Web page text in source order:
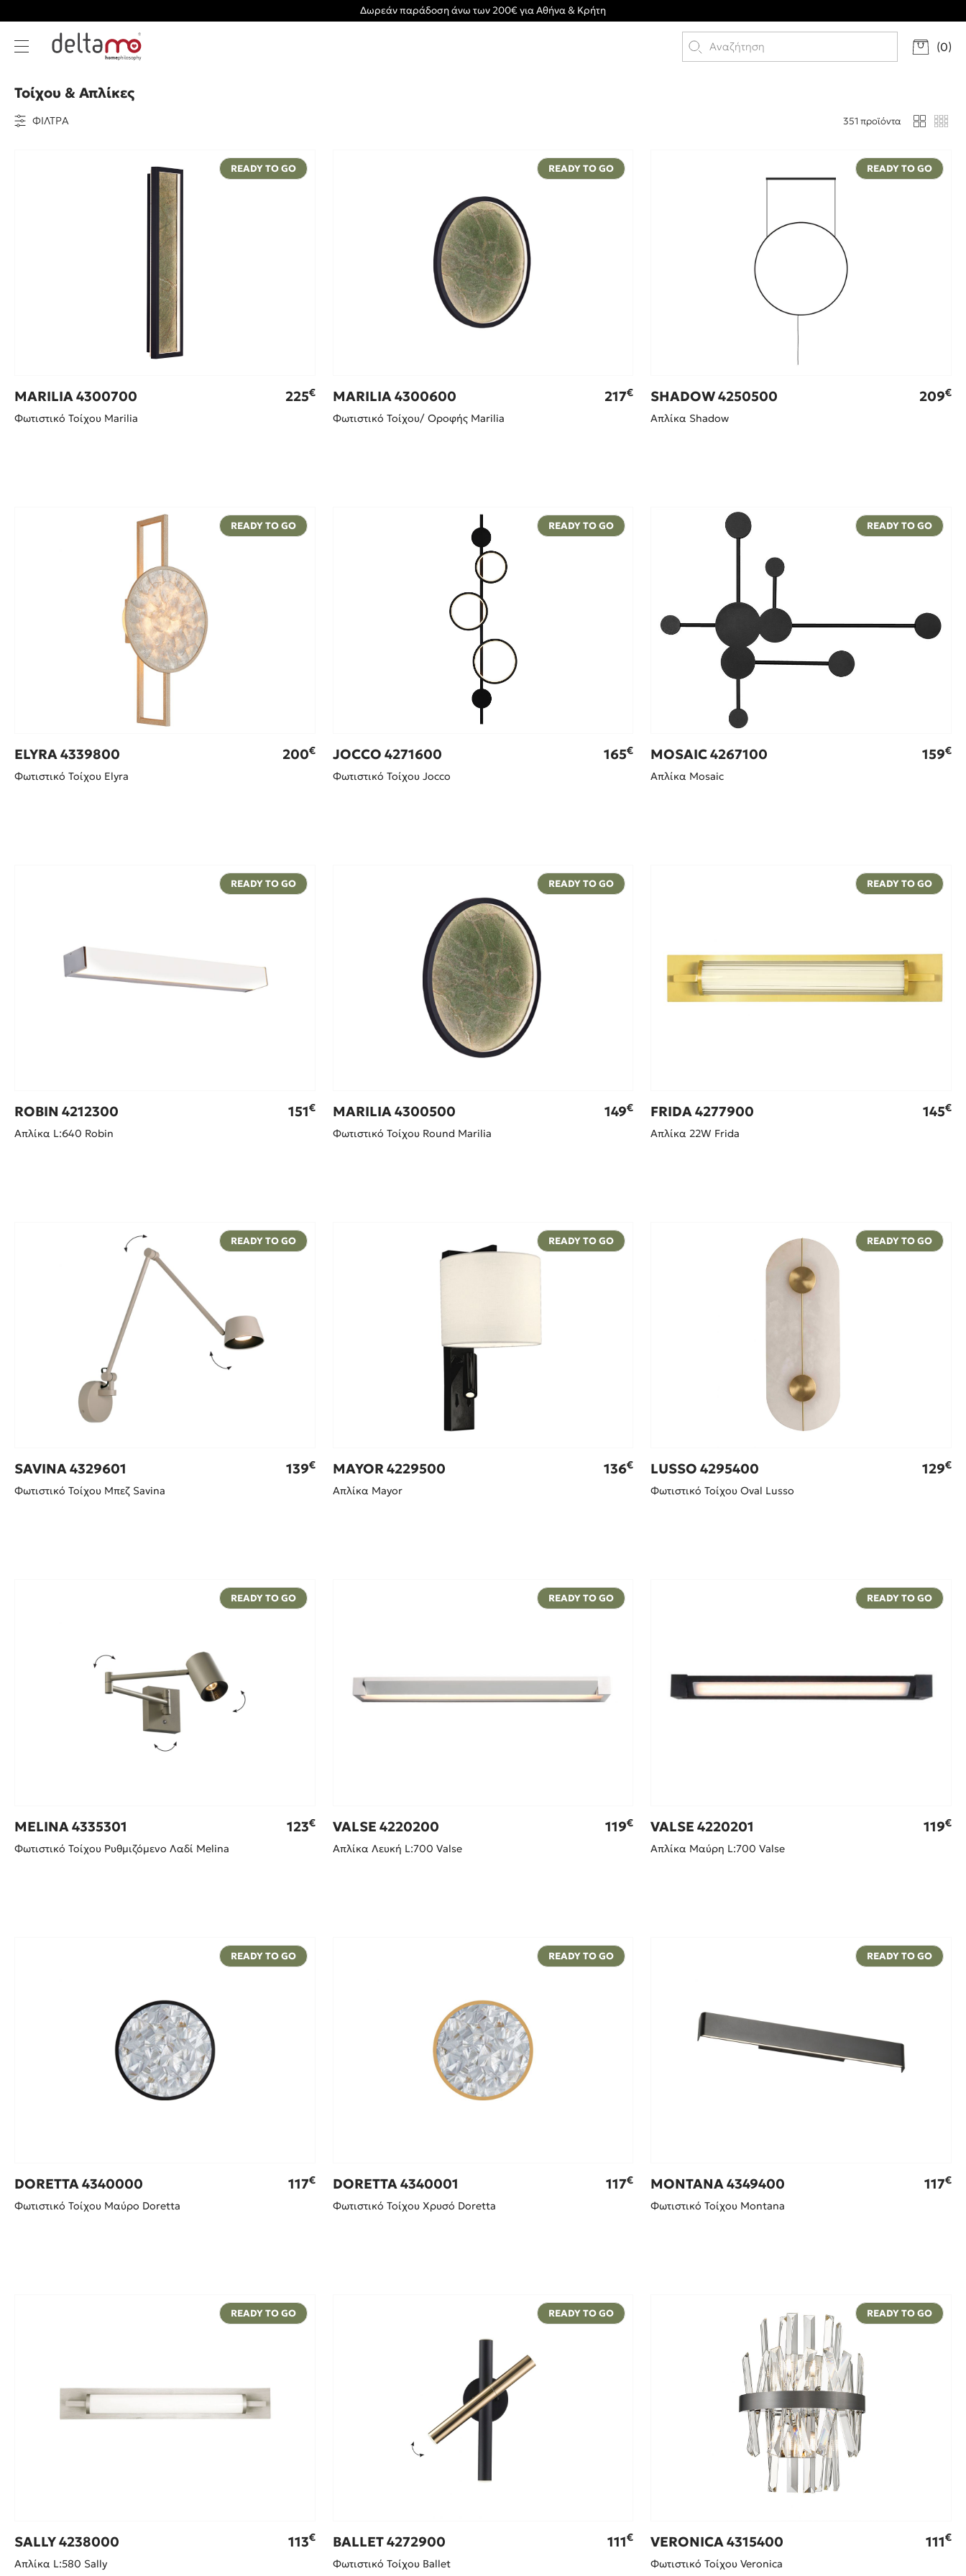
Δωρεάν παράδοση άνω των 200€ για Αθήνα & Κρήτη
(0)
Τοίχου & Απλίκες
ΦΙΛΤΡΑ 351 προϊόντα
READY TO GO
MARILIA 4300700 225€
Φωτιστικό Τοίχου Marilia
READY TO GO
MARILIA 4300600 217€
Φωτιστικό Τοίχου/ Οροφής Marilia
READY TO GO
SHADOW 4250500 209€
Απλίκα Shadow
READY TO GO
ELYRA 4339800 200€
Φωτιστικό Τοίχου Elyra
READY TO GO
JOCCO 4271600 165€
Φωτιστικό Τοίχου Jocco
READY TO GO
MOSAIC 4267100 159€
Απλίκα Mosaic
READY TO GO
ROBIN 4212300 151€
Απλίκα L:640 Robin
READY TO GO
MARILIA 4300500 149€
Φωτιστικό Τοίχου Round Marilia
READY TO GO
FRIDA 4277900 145€
Απλίκα 22W Frida
READY TO GO
SAVINA 4329601 139€
Φωτιστικό Τοίχου Μπεζ Savina
READY TO GO
MAYOR 4229500 136€
Απλίκα Mayor
READY TO GO
LUSSO 4295400 129€
Φωτιστικό Τοίχου Oval Lusso
READY TO GO
MELINA 4335301 123€
Φωτιστικό Τοίχου Ρυθμιζόμενο Λαδί Melina
READY TO GO
VALSE 4220200 119€
Απλίκα Λευκή L:700 Valse
READY TO GO
VALSE 4220201 119€
Απλίκα Μαύρη L:700 Valse
READY TO GO
DORETTA 4340000 117€
Φωτιστικό Τοίχου Μαύρο Doretta
READY TO GO
DORETTA 4340001 117€
Φωτιστικό Τοίχου Χρυσό Doretta
READY TO GO
MONTANA 4349400 117€
Φωτιστικό Τοίχου Montana
READY TO GO
SALLY 4238000 113€
Απλίκα L:580 Sally
READY TO GO
BALLET 4272900 111€
Φωτιστικό Τοίχου Ballet
READY TO GO
VERONICA 4315400 111€
Φωτιστικό Τοίχου Veronica